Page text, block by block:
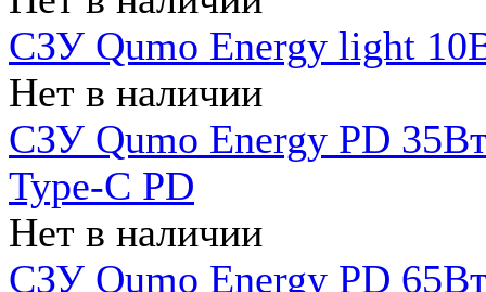
СЗУ Qumo Energy light
Нет в наличии
СЗУ Qumo Energy PD
Type-C PD
Нет в наличии
СЗУ Qumo Energy PD